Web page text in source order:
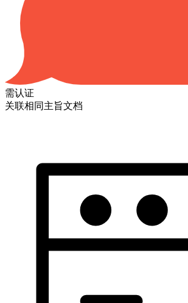
需认证
关联相同主旨文档